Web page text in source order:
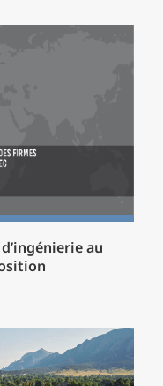
au